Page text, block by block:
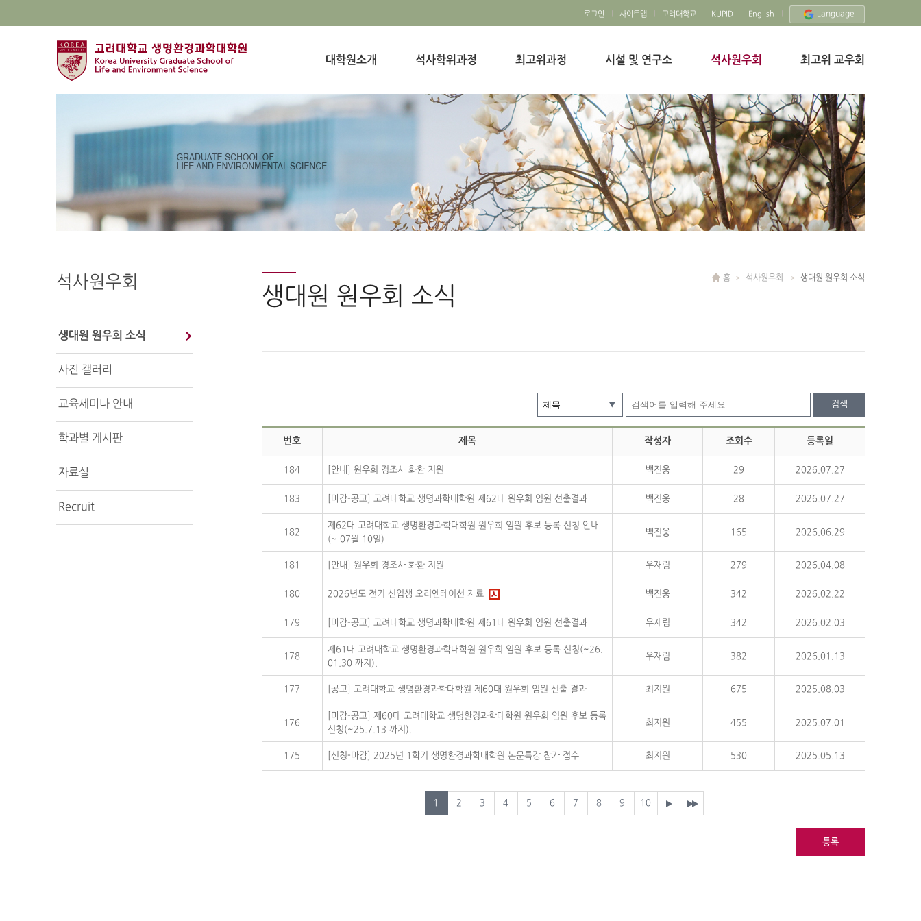
로그인 사이트맵 고려대학교 KUPID English Language
대학원소개 석사학위과정 최고위과정 시설 및 연구소 석사원우회 최고위 교우회
석사원우회
생대원 원우회 소식
사진 갤러리
교육세미나 안내
학과별 게시판
자료실
Recruit
홈 석사원우회 생대원 원우회 소식
생대원 원우회 소식
검색
번호 제목 작성자 조회수 등록일
184 [안내] 원우회 경조사 화환 지원 백진웅 29 2026.07.27
183 [마감-공고] 고려대학교 생명과학대학원 제62대 원우회 임원 선출결과 백진웅 28 2026.07.27
182
제62대 고려대학교 생명환경과학대학원 원우회 임원 후보 등록 신청 안내
(~ 07월 10일)
백진웅 165 2026.06.29
181 [안내] 원우회 경조사 화환 지원 우재림 279 2026.04.08
180 2026년도 전기 신입생 오리엔테이션 자료 백진웅 342 2026.02.22
179 [마감-공고] 고려대학교 생명과학대학원 제61대 원우회 임원 선출결과 우재림 342 2026.02.03
178
제61대 고려대학교 생명환경과학대학원 원우회 임원 후보 등록 신청(~26.
01.30 까지).
우재림 382 2026.01.13
177 [공고] 고려대학교 생명환경과학대학원 제60대 원우회 임원 선출 결과 최지원 675 2025.08.03
176
[마감-공고] 제60대 고려대학교 생명환경과학대학원 원우회 임원 후보 등록
신청(~25.7.13 까지).
최지원 455 2025.07.01
175 [신청-마감] 2025년 1학기 생명환경과학대학원 논문특강 참가 접수 최지원 530 2025.05.13
1 2 3 4 5 6 7 8 9 10
등록